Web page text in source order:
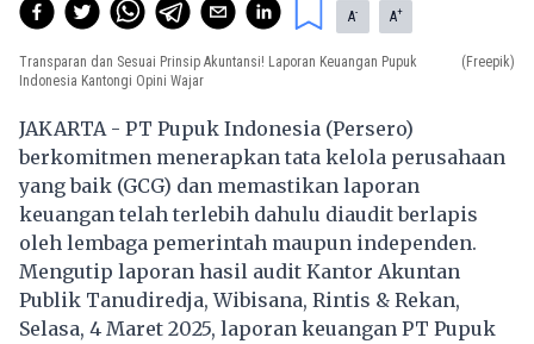
A- A+
Transparan dan Sesuai Prinsip Akuntansi! Laporan Keuangan Pupuk
Indonesia Kantongi Opini Wajar
(Freepik)
JAKARTA - PT Pupuk Indonesia (Persero)
berkomitmen menerapkan tata kelola perusahaan
yang baik (GCG) dan memastikan laporan
keuangan telah terlebih dahulu diaudit berlapis
oleh lembaga pemerintah maupun independen.
Mengutip laporan hasil audit Kantor Akuntan
Publik Tanudiredja, Wibisana, Rintis & Rekan,
Selasa, 4 Maret 2025, laporan keuangan PT Pupuk